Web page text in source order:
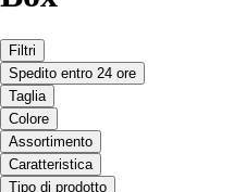
Filtri
Spedito entro 24 ore
Taglia
Colore
Assortimento
Caratteristica
Tipo di prodotto